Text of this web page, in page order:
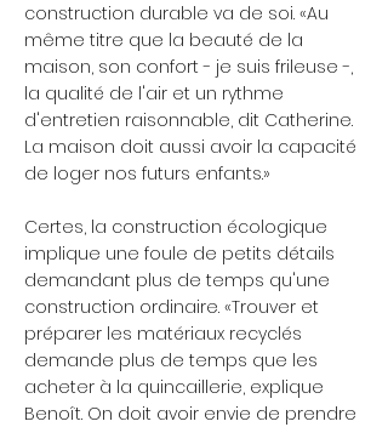
construction durable va de soi. «Au
même titre que la beauté de la
maison, son confort - je suis frileuse -,
la qualité de l'air et un rythme
d'entretien raisonnable, dit Catherine.
La maison doit aussi avoir la capacité
de loger nos futurs enfants.»
Certes, la construction écologique
implique une foule de petits détails
demandant plus de temps qu'une
construction ordinaire. «Trouver et
préparer les matériaux recyclés
demande plus de temps que les
acheter à la quincaillerie, explique
Benoît. On doit avoir envie de prendre